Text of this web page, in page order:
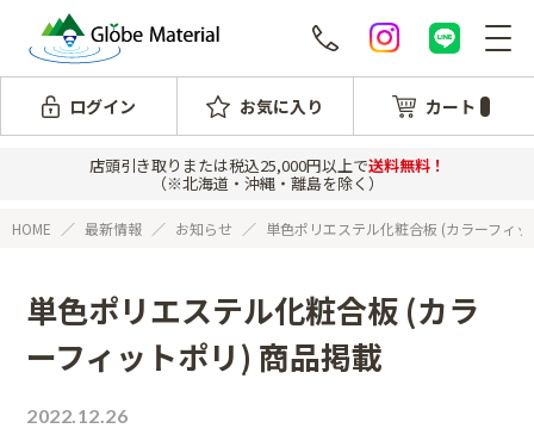
ログイン お気に入り カート
店頭引き取りまたは税込25,000円以上で送料無料！
（※北海道・沖縄・離島を除く）
HOME 最新情報 お知らせ 単色ポリエステル化粧合板 (カラーフィ
単色ポリエステル化粧合板 (カラ
ーフィットポリ) 商品掲載
2022.12.26